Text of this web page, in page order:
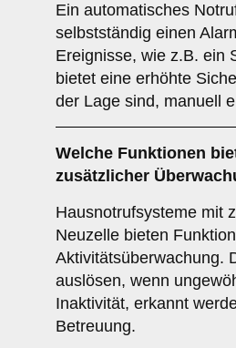
Ein automatisches
selbstständig einen
Ereignisse, wie z.B. ein
bietet eine erhöhte
der Lage sind, manuell
Welche Funktionen
zusätzlicher
Hausnotrufsysteme mit
Neuzelle bieten
Aktivitätsüberwachung.
auslösen, wenn
Inaktivität, erkannt
Betreuung.